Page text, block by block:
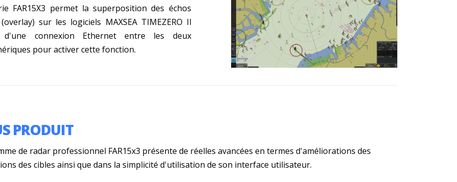
FAR15X3 permet la superposition des échos
sur les logiciels MAXSEA TIMEZERO Il
connexion Ethernet entre les deux
pour activer cette fonction.
PRODUIT
de radar professionnel FAR15x3 présente de réelles avancées en termes d'améliorations des
des cibles ainsi que dans la simplicité d'utilisation de son interface utilisateur.